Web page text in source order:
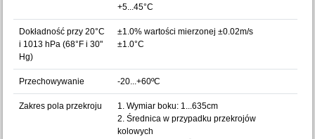
+5...45°C
Dokładność przy 20°C
i 1013 hPa (68°F i 30"
Hg)
±1.0% wartości mierzonej ±0.02m/s
±1.0°C
Przechowywanie -20...+60ºC
Zakres pola przekroju
1. Wymiar boku: 1...635cm
2. Średnica w przypadku przekrojów
kolowych